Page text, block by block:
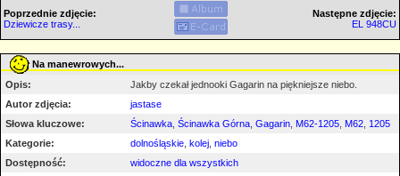
Poprzednie zdjęcie:
Dziewicze trasy...
Następne zdjęcie:
EL 948CU
Na manewrowych...
Opis:
Jakby czekał jednooki Gagarin na piękniejsze niebo.
Autor zdjęcia:
jastase
Słowa kluczowe:
Ścinawka Ścinawka Górna Gagarin M62-1205 M62 1205
Kategorie:
dolnośląskie kolej niebo
Dostępność:
widoczne dla wszystkich